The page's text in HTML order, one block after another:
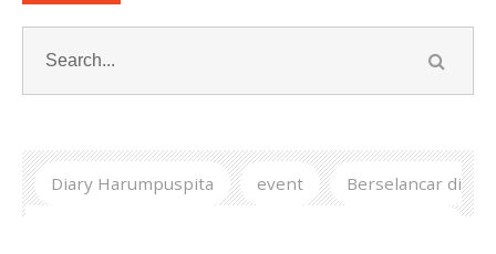
Diary Harumpuspita event
Berselancar di